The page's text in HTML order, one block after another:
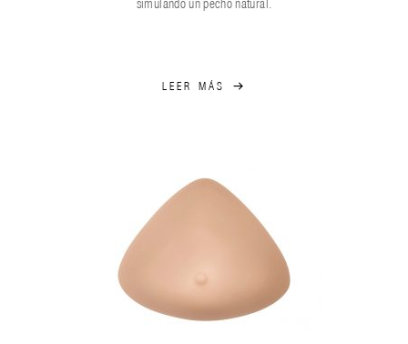
LEER MÁS
simulando un pecho natural.